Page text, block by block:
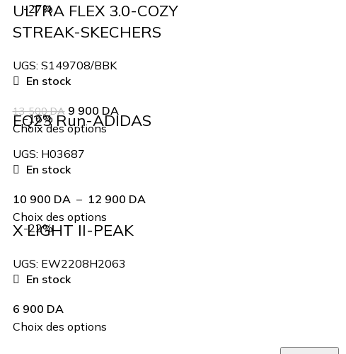
-27%
ULTRA FLEX 3.0-COZY
STREAK-SKECHERS
UGS: S149708/BBK
En stock
13 500DA 9 900 DA
Choix des options
-16%
EQ23 Run-ADIDAS
UGS: H03687
En stock
10 900 DA – 12 900 DA
Choix des options
-22%
X LIGHT II-PEAK
UGS: EW2208H2063
En stock
6 900 DA
Choix des options